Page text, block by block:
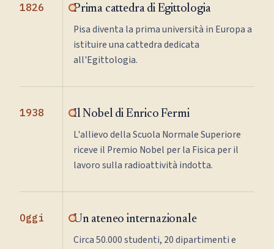
1826 Prima cattedra di Egittologia
Pisa diventa la prima università in Europa a
istituire una cattedra dedicata
all'Egittologia.
1938 Il Nobel di Enrico Fermi
L'allievo della Scuola Normale Superiore
riceve il Premio Nobel per la Fisica per il
lavoro sulla radioattività indotta.
Oggi Un ateneo internazionale
Circa 50.000 studenti, 20 dipartimenti e